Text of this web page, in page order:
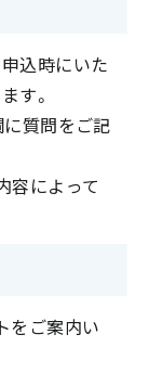
込時にいた
す。
質問をご記
容によって
をご案内い